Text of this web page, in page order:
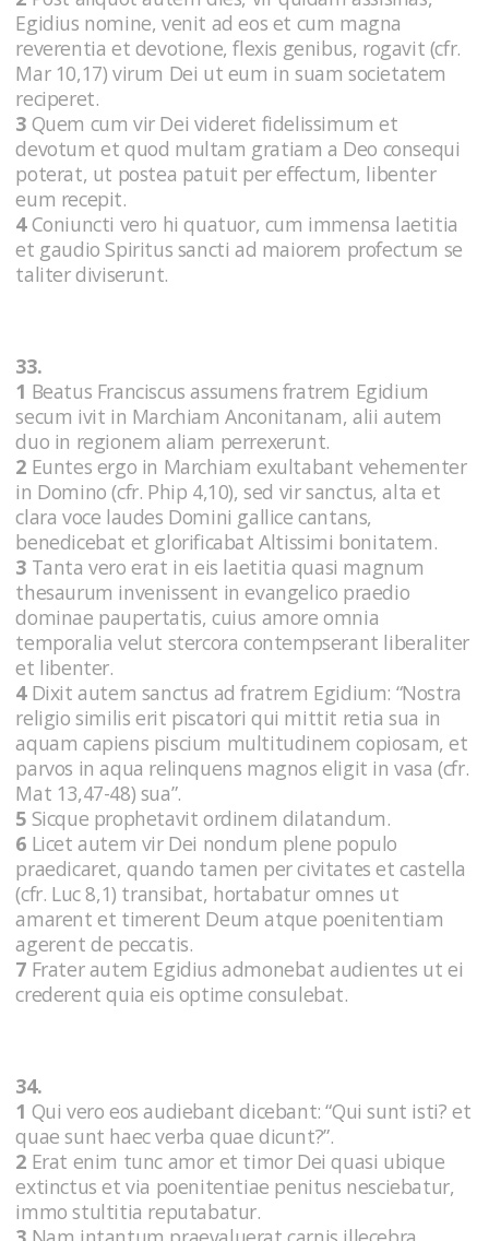
Egidius nomine, venit ad eos et cum magna
reverentia et devotione, flexis genibus, rogavit (cfr.
Mar 10,17) virum Dei ut eum in suam societatem
reciperet.
3 Quem cum vir Dei videret fidelissimum et
devotum et quod multam gratiam a Deo consequi
poterat, ut postea patuit per effectum, libenter
eum recepit.
4Coniuncti vero hi quatuor, cum immensa laetitia
et gaudio Spiritus sancti ad maiorem profectum se
taliter diviserunt.
33.
1 Beatus Franciscus assumens fratrem Egidium
secum ivit in Marchiam Anconitanam, alii autem
duo in regionem aliam perrexerunt.
2 Euntes ergo in Marchiam exultabant vehementer
in Domino (cfr. Phip 4,10), sed vir sanctus, alta et
clara voce laudes Domini gallice cantans,
benedicebat et glorificabat Altissimi bonitatem.
3 Tanta vero erat in eis laetitia quasi magnum
thesaurum invenissent in evangelico praedio
dominae paupertatis, cuius amore omnia
temporalia velut stercora contempserant liberaliter
et libenter.
4Dixit autem sanctus ad fratrem Egidium: “Nostra
religio similis erit piscatori qui mittit retia sua in
aquam capiens piscium multitudinem copiosam, et
parvos in aqua relinquens magnos eligit in vasa (cfr.
Mat 13,47-48) sua”.
5 Sicque prophetavit ordinem dilatandum.
6 Licet autem vir Dei nondum plene populo
praedicaret, quando tamen per civitates et castella
(cfr. Luc 8,1) transibat, hortabatur omnes ut
amarent et timerent Deum atque poenitentiam
agerent de peccatis.
7 Frater autem Egidius admonebat audientes ut ei
crederent quia eis optime consulebat.
34.
1 Qui vero eos audiebant dicebant: “Qui sunt isti? et
quae sunt haec verba quae dicunt?”.
2 Erat enim tunc amor et timor Dei quasi ubique
extinctus et via poenitentiae penitus nesciebatur,
immo stultitia reputabatur.